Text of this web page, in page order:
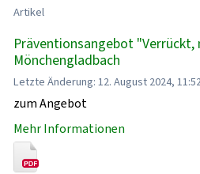
Artikel
Präventionsangebot "Verrückt,
Mönchengladbach
Letzte Änderung: 12. August 2024,
zum Angebot
Mehr Informationen